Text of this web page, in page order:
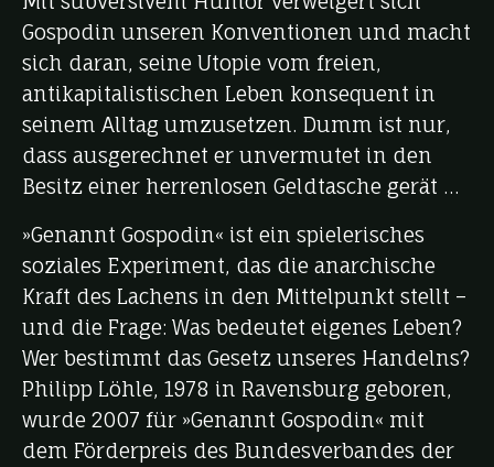
Gospodin unseren Konventionen und macht
sich daran, seine Utopie vom freien,
antikapitalistischen Leben konsequent in
seinem Alltag umzusetzen. Dumm ist nur,
dass ausgerechnet er unvermutet in den
Besitz einer herrenlosen Geldtasche gerät …
»Genannt Gospodin« ist ein spielerisches
soziales Experiment, das die anarchische
Kraft des Lachens in den Mittelpunkt stellt –
und die Frage: Was bedeutet eigenes Leben?
Wer bestimmt das Gesetz unseres Handelns?
Philipp Löhle, 1978 in Ravensburg geboren,
wurde 2007 für »Genannt Gospodin« mit
dem Förderpreis des Bundesverbandes der